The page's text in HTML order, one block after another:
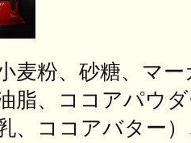
麦粉、砂糖、マ
脂、ココアパウ
、ココアバター